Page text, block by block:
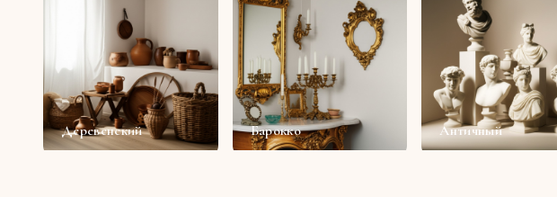
Деревенский Барокко Античный